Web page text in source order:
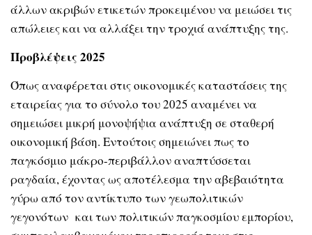
άλλων ακριβών ετικετών προκειμένου να μειώσει τις
απώλειες και να αλλάξει την τροχιά ανάπτυξης της.
Προβλέψεις 2025
Όπως αναφέρεται στις οικονομικές καταστάσεις της
εταιρείας για το σύνολο του 2025 αναμένει να
σημειώσει μικρή μονοψήψια ανάπτυξη σε σταθερή
οικονομική βάση. Εντούτοις σημειώνει πως το
παγκόσμιο μάκρο-περιβάλλον αναπτύσσεται
ραγδαία, έχοντας ως αποτέλεσμα την αβεβαιότητα
γύρω από τον αντίκτυπο των γεωπολιτικών
γεγονότων και των πολιτικών παγκοσμίου εμπορίου,